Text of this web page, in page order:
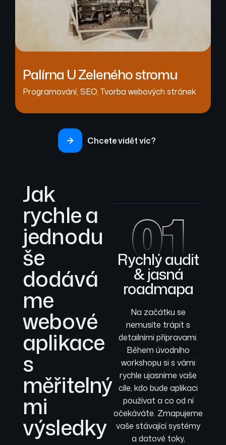
Palírna U Zeleného stromu
Programování, SEO, Tvorba webových stránek
Chcete vidět víc?
Jak
rychle a
jednodu
še
dodává
me
webové
aplikace
s
měřitelný
mi
výsledky
01
Rychlý audit
& jasná
roadmapa
Na začátku se
nemusíte trápit s
detailními přípravami.
Během úvodního
workshopu si s vámi
rychle ujasníme vaše
cíle, kdo bude aplikaci
používat a co od ní
očekáváte. Zmapujeme
vaše stávající systémy
a datové toky,